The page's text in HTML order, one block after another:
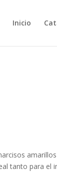
Inicio
tanto para el